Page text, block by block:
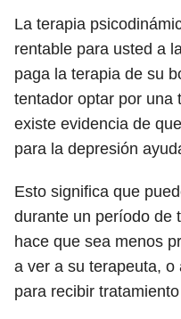
La terapia
rentable para usted a
paga la terapia de su
tentador optar por una
existe evidencia de
para la depresión
Esto significa que
durante un período de
hace que sea menos
a ver a su terapeuta,
para recibir